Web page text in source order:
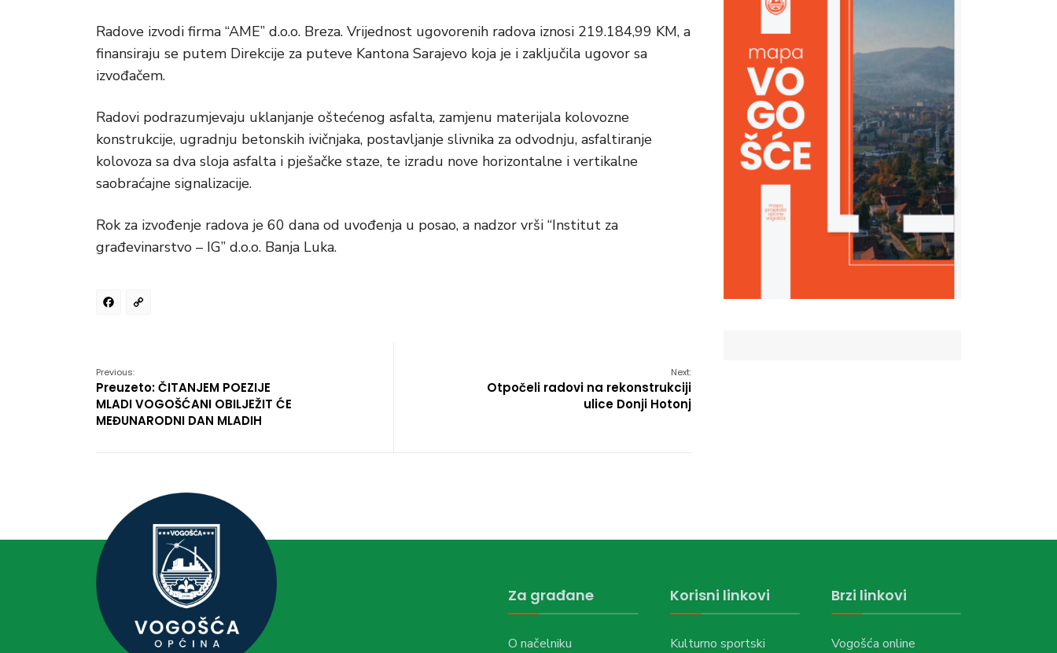
Radove izvodi firma “AME” d.o.o. Breza. Vrijednost ugovorenih radova iznosi 219.184,99 KM, a
finansiraju se putem Direkcije za puteve Kantona Sarajevo koja je i zaključila ugovor sa
izvođačem.
Radovi podrazumjevaju uklanjanje oštećenog asfalta, zamjenu materijala kolovozne
konstrukcije, ugradnju betonskih ivičnjaka, postavljanje slivnika za odvodnju, asfaltiranje
kolovoza sa dva sloja asfalta i pješačke staze, te izradu nove horizontalne i vertikalne
saobraćajne signalizacije.
Rok za izvođenje radova je 60 dana od uvođenja u posao, a nadzor vrši “Institut za
građevinarstvo – IG” d.o.o. Banja Luka.
Facebook
Previous:
Preuzeto: ČITANJEM POEZIJE
MLADI VOGOŠĆANI OBILJEŽIT ĆE
MEĐUNARODNI DAN MLADIH
Next:
Otpočeli radovi na rekonstrukciji
ulice Donji Hotonj
Za građane
O načelniku
Korisni linkovi
Kulturno sportski
Brzi linkovi
Vogošća online